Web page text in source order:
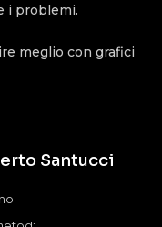
i problemi.
meglio con grafici
Santucci